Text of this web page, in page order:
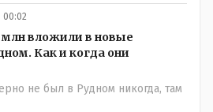
00:02
вложили в новые
Как и когда они
не был в Рудном никогда, там